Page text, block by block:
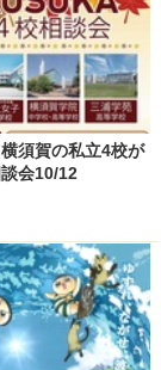
横須賀の私立4校が
会10/12